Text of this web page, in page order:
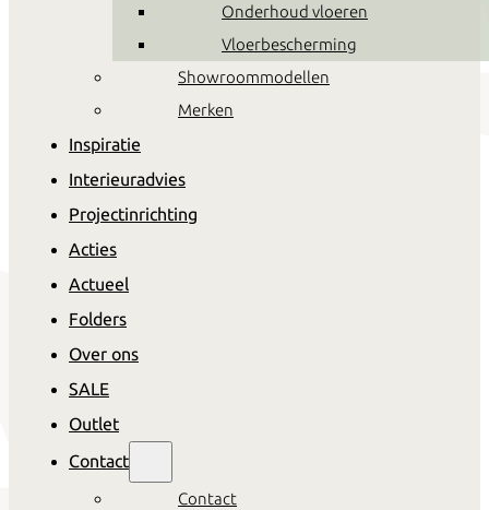
Onderhoud vloeren
Vloerbescherming
Showroommodellen
Merken
Inspiratie
Interieuradvies
Projectinrichting
Acties
Actueel
Folders
Over ons
SALE
Outlet
Contact
Contact